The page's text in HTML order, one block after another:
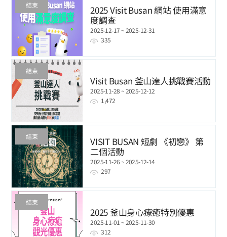
結束
2025 Visit Busan 網站 使用滿意
度調查
2025-12-17 ~ 2025-12-31
335
結束
Visit Busan 釜山達人挑戰賽活動
2025-11-28 ~ 2025-12-12
1,472
結束
VISIT BUSAN 短劇 《初戀》 第
二個活動
2025-11-26 ~ 2025-12-14
297
結束
2025 釜山身心療癒特別優惠
2025-11-01 ~ 2025-11-30
312